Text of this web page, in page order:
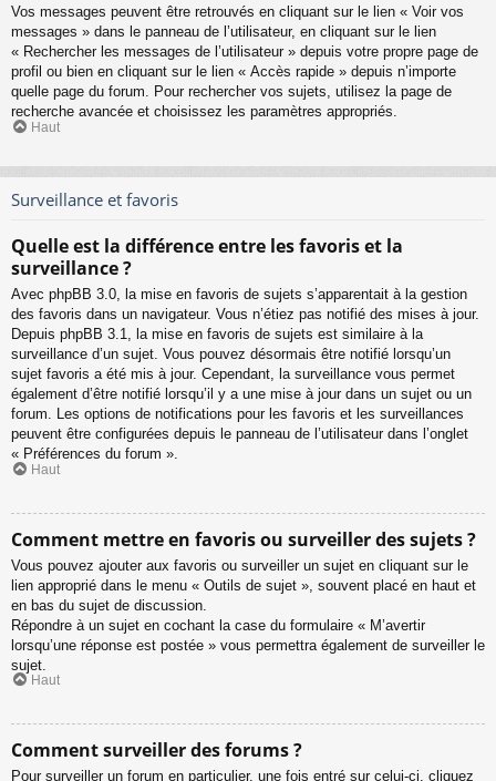
Vos messages peuvent être retrouvés en cliquant sur le lien « Voir vos
messages » dans le panneau de l’utilisateur, en cliquant sur le lien
« Rechercher les messages de l’utilisateur » depuis votre propre page de
profil ou bien en cliquant sur le lien « Accès rapide » depuis n’importe
quelle page du forum. Pour rechercher vos sujets, utilisez la page de
recherche avancée et choisissez les paramètres appropriés.
Haut
Surveillance et favoris
Quelle est la différence entre les favoris et la
surveillance ?
Avec phpBB 3.0, la mise en favoris de sujets s’apparentait à la gestion
des favoris dans un navigateur. Vous n’étiez pas notifié des mises à jour.
Depuis phpBB 3.1, la mise en favoris de sujets est similaire à la
surveillance d’un sujet. Vous pouvez désormais être notifié lorsqu’un
sujet favoris a été mis à jour. Cependant, la surveillance vous permet
également d’être notifié lorsqu’il y a une mise à jour dans un sujet ou un
forum. Les options de notifications pour les favoris et les surveillances
peuvent être configurées depuis le panneau de l’utilisateur dans l’onglet
« Préférences du forum ».
Haut
Comment mettre en favoris ou surveiller des sujets ?
Vous pouvez ajouter aux favoris ou surveiller un sujet en cliquant sur le
lien approprié dans le menu « Outils de sujet », souvent placé en haut et
en bas du sujet de discussion.
Répondre à un sujet en cochant la case du formulaire « M’avertir
lorsqu’une réponse est postée » vous permettra également de surveiller le
sujet.
Haut
Comment surveiller des forums ?
Pour surveiller un forum en particulier, une fois entré sur celui-ci, cliquez